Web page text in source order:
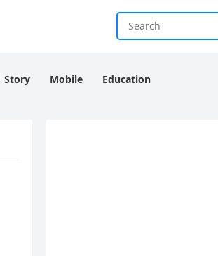
Story Mobile Education